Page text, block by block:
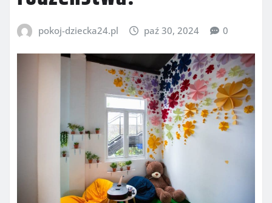
pokoj-dziecka24.pl paź 30, 2024 0